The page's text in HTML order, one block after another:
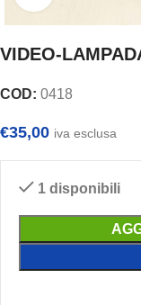
VIDEO-
COD: 0418
€35,00 iva esclusa
1 disponibili